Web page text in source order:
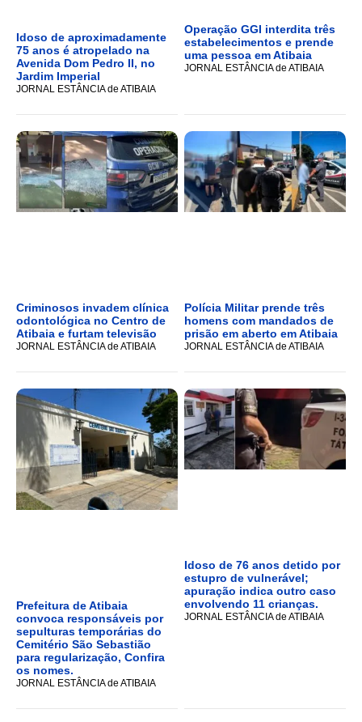
Idoso de aproximadamente
75 anos é atropelado na
Avenida Dom Pedro II, no
Jardim Imperial
JORNAL ESTÂNCIA de ATIBAIA
Operação GGI interdita três
estabelecimentos e prende
uma pessoa em Atibaia
JORNAL ESTÂNCIA de ATIBAIA
Criminosos invadem clínica
odontológica no Centro de
Atibaia e furtam televisão
JORNAL ESTÂNCIA de ATIBAIA
Polícia Militar prende três
homens com mandados de
prisão em aberto em Atibaia
JORNAL ESTÂNCIA de ATIBAIA
Prefeitura de Atibaia
convoca responsáveis por
sepulturas temporárias do
Cemitério São Sebastião
para regularização, Confira
os nomes.
JORNAL ESTÂNCIA de ATIBAIA
Idoso de 76 anos detido por
estupro de vulnerável;
apuração indica outro caso
envolvendo 11 crianças.
JORNAL ESTÂNCIA de ATIBAIA